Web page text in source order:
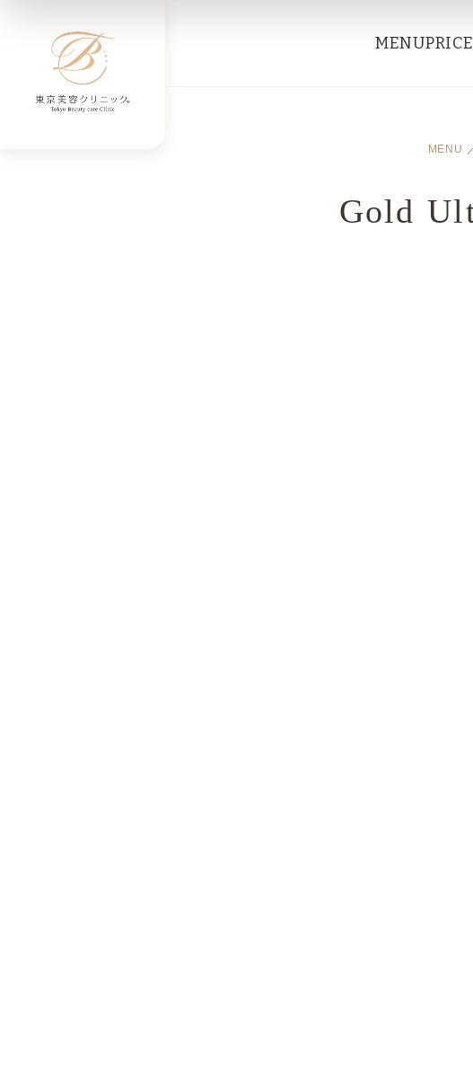
MENUPRICE
MENU
Gold